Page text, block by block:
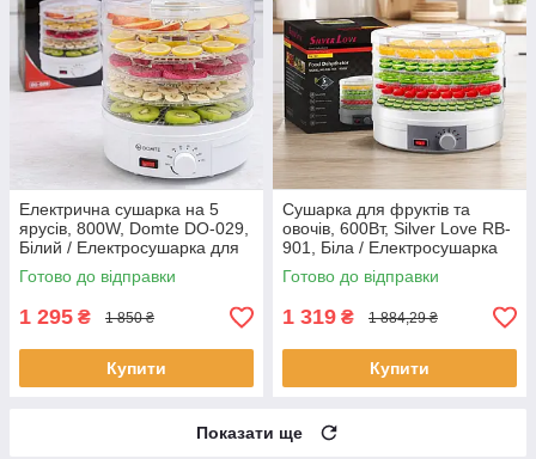
Електрична сушарка на 5
ярусів, 800W, Domte DO-029,
Білий / Електросушарка для
фруктів та овочів /
Електрична сушка для м'яса
Готово до відправки
1 295 ₴ 1 850 ₴
Купити
Сушарка для фруктів та
овочів, 600Вт, Silver Love RB-
901, Біла / Електросушарка
для фруктів / Електрична
сушка для овочів
Готово до відправки
1 319 ₴ 1 884,29 ₴
Купити
Показати ще